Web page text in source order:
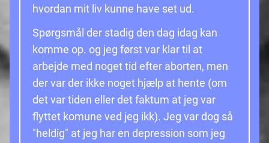
hvordan mit liv kunne have set ud.
Spørgsmål der stadig den dag idag kan
komme op. og jeg først var klar til at
arbejde med noget tid efter aborten, men
der var der ikke noget hjælp at hente (om
det var tiden eller det faktum at jeg var
flyttet komune ved jeg ikk). Jeg var dog så
"heldig" at jeg har en depression som jeg